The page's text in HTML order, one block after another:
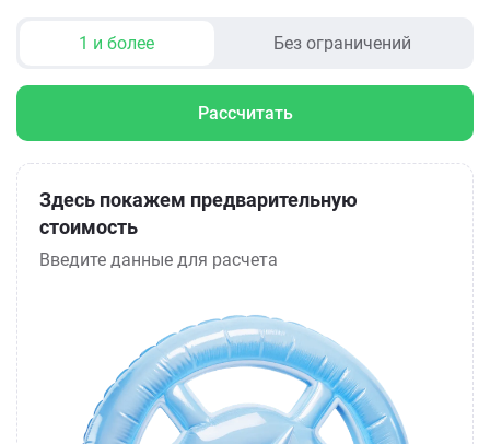
1 и более Без ограничений
Рассчитать
Здесь покажем предварительную
стоимость
Введите данные для расчета